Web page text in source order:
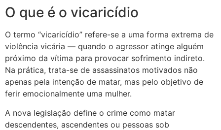
O que é o vicaricídio
O termo “vicaricídio” refere-se a uma forma extrema de
violência vicária — quando o agressor atinge alguém
próximo da vítima para provocar sofrimento indireto.
Na prática, trata-se de assassinatos motivados não
apenas pela intenção de matar, mas pelo objetivo de
ferir emocionalmente uma mulher.
A nova legislação define o crime como matar
descendentes, ascendentes ou pessoas sob